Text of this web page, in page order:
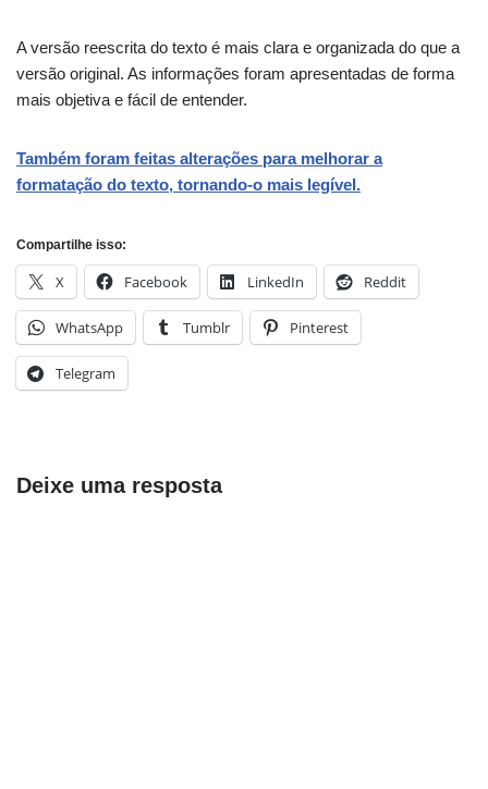
A versão reescrita do texto é mais clara e organizada do que a
versão original. As informações foram apresentadas de forma
mais objetiva e fácil de entender.
Também foram feitas alterações para melhorar a
formatação do texto, tornando-o mais legível.
Compartilhe isso:
X Facebook LinkedIn Reddit
WhatsApp Tumblr Pinterest
Telegram
Deixe uma resposta